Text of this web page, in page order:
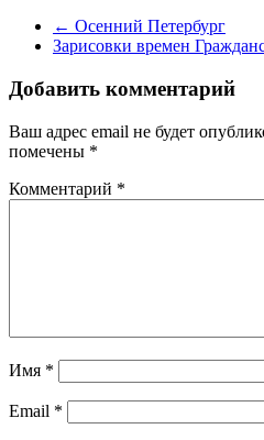
← Осенний Петербург
Зарисовки времен
Добавить комментарий
Ваш адрес email не будет
помечены *
Комментарий *
Имя *
Email *